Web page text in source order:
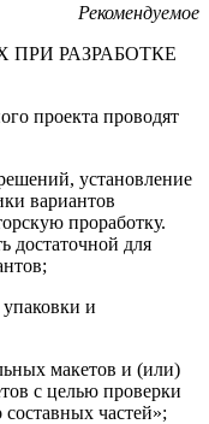
Рекомендуемое
РАЗРАБОТКЕ
проекта проводят
установление
вариантов
проработку.
достаточной для
и
макетов и (или)
с целью проверки
частей»;